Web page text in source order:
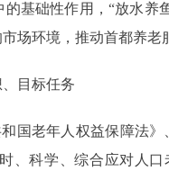
基础性作用，“放水养
场环境，推动首都养老
目标任务
老年人权益保障法》
、科学、综合应对人